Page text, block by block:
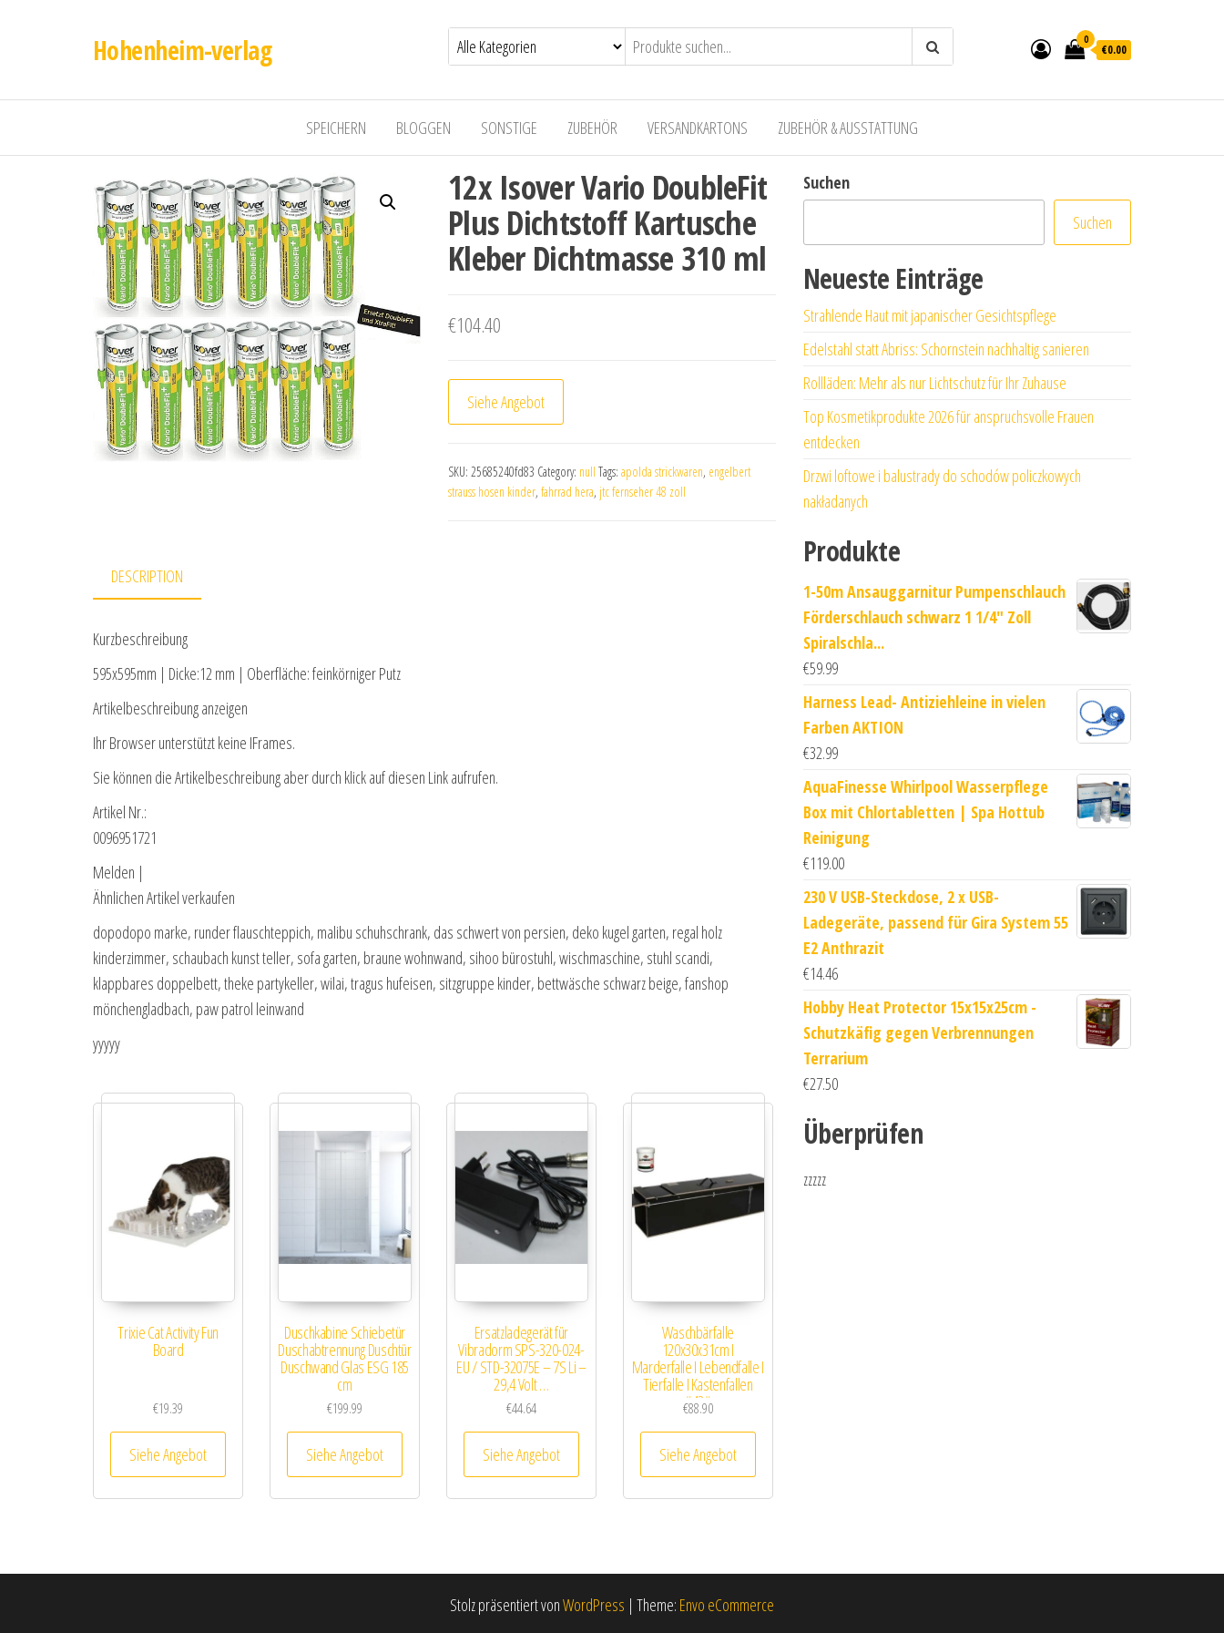
Hohenheim-verlag 0
€0.00
SPEICHERN BLOGGEN SONSTIGE ZUBEHÖR VERSANDKARTONS ZUBEHÖR & AUSSTATTUNG
12x Isover Vario DoubleFit
Plus Dichtstoff Kartusche
Kleber Dichtmasse 310 ml
€104.40
Siehe Angebot
SKU: 25685240fd83 Category: null Tags: apolda strickwaren, engelbert
strauss hosen kinder, fahrrad hera, jtc fernseher 48 zoll
DESCRIPTION
Kurzbeschreibung
595x595mm | Dicke:12 mm | Oberfläche: feinkörniger Putz
Artikelbeschreibung anzeigen
Ihr Browser unterstützt keine IFrames.
Sie können die Artikelbeschreibung aber durch klick auf diesen Link aufrufen.
Artikel Nr.:
0096951721
Melden |
Ähnlichen Artikel verkaufen
dopodopo marke, runder flauschteppich, malibu schuhschrank, das schwert von persien, deko kugel garten, regal holz
kinderzimmer, schaubach kunst teller, sofa garten, braune wohnwand, sihoo bürostuhl, wischmaschine, stuhl scandi,
klappbares doppelbett, theke partykeller, wilai, tragus hufeisen, sitzgruppe kinder, bettwäsche schwarz beige, fanshop
mönchengladbach, paw patrol leinwand
yyyyy
Trixie Cat Activity Fun
Board
€19.39
Siehe Angebot
Duschkabine Schiebetür
Duschabtrennung Duschtür
Duschwand Glas ESG 185
cm
€199.99
Siehe Angebot
Ersatzladegerät für
Vibradorm SPS-320-024-
EU / STD-32075E – 7S Li –
29,4 Volt …
€44.64
Siehe Angebot
Waschbärfalle
120x30x31cm I
Marderfalle I Lebendfalle I
Tierfalle I Kastenfallen
#42#
€88.90
Siehe Angebot
Suchen
Suchen
Neueste Einträge
Strahlende Haut mit japanischer Gesichtspflege
Edelstahl statt Abriss: Schornstein nachhaltig sanieren
Rollläden: Mehr als nur Lichtschutz für Ihr Zuhause
Top Kosmetikprodukte 2026 für anspruchsvolle Frauen
entdecken
Drzwi loftowe i balustrady do schodów policzkowych
nakładanych
Produkte
1-50m Ansauggarnitur Pumpenschlauch
Förderschlauch schwarz 1 1/4" Zoll
Spiralschla...
€59.99
Harness Lead- Antiziehleine in vielen
Farben AKTION
€32.99
AquaFinesse Whirlpool Wasserpflege
Box mit Chlortabletten | Spa Hottub
Reinigung
€119.00
230 V USB-Steckdose, 2 x USB-
Ladegeräte, passend für Gira System 55
E2 Anthrazit
€14.46
Hobby Heat Protector 15x15x25cm -
Schutzkäfig gegen Verbrennungen
Terrarium
€27.50
Überprüfen
zzzzz
Stolz präsentiert vonWordPress | Theme: Envo eCommerce